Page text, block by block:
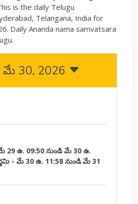
is the daily Telugu
Telangana, India for
Daily Ananda nama samvatsara
మే 30, 2026
- మే 29 ఉ. 09:50 నుండి మే 30 ఉ.
- మే 30 ఉ. 11:58 నుండి మే 31